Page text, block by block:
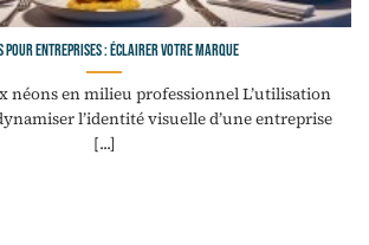
pour entreprises : éclairer votre marque
en milieu professionnel L’utilisation
l’identité visuelle d’une entreprise
[...]